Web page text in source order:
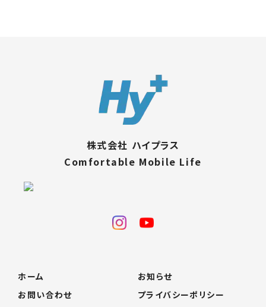
株式会社 ハイプラス
Comfortable Mobile Life
ホーム
お知らせ
お問い合わせ
プライバシーポリシー